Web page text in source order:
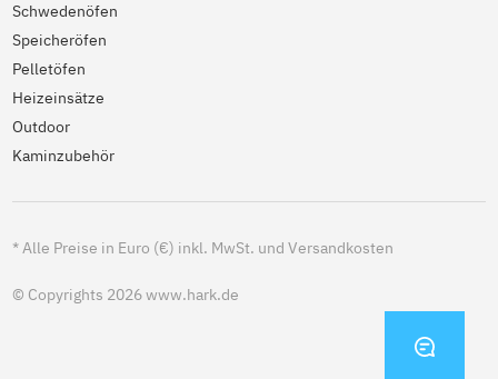
Schwedenöfen
Speicheröfen
Pelletöfen
Heizeinsätze
Outdoor
Kaminzubehör
*Alle Preise in Euro (€) inkl. MwSt. und Versandkosten
© Copyrights 2026 www.hark.de